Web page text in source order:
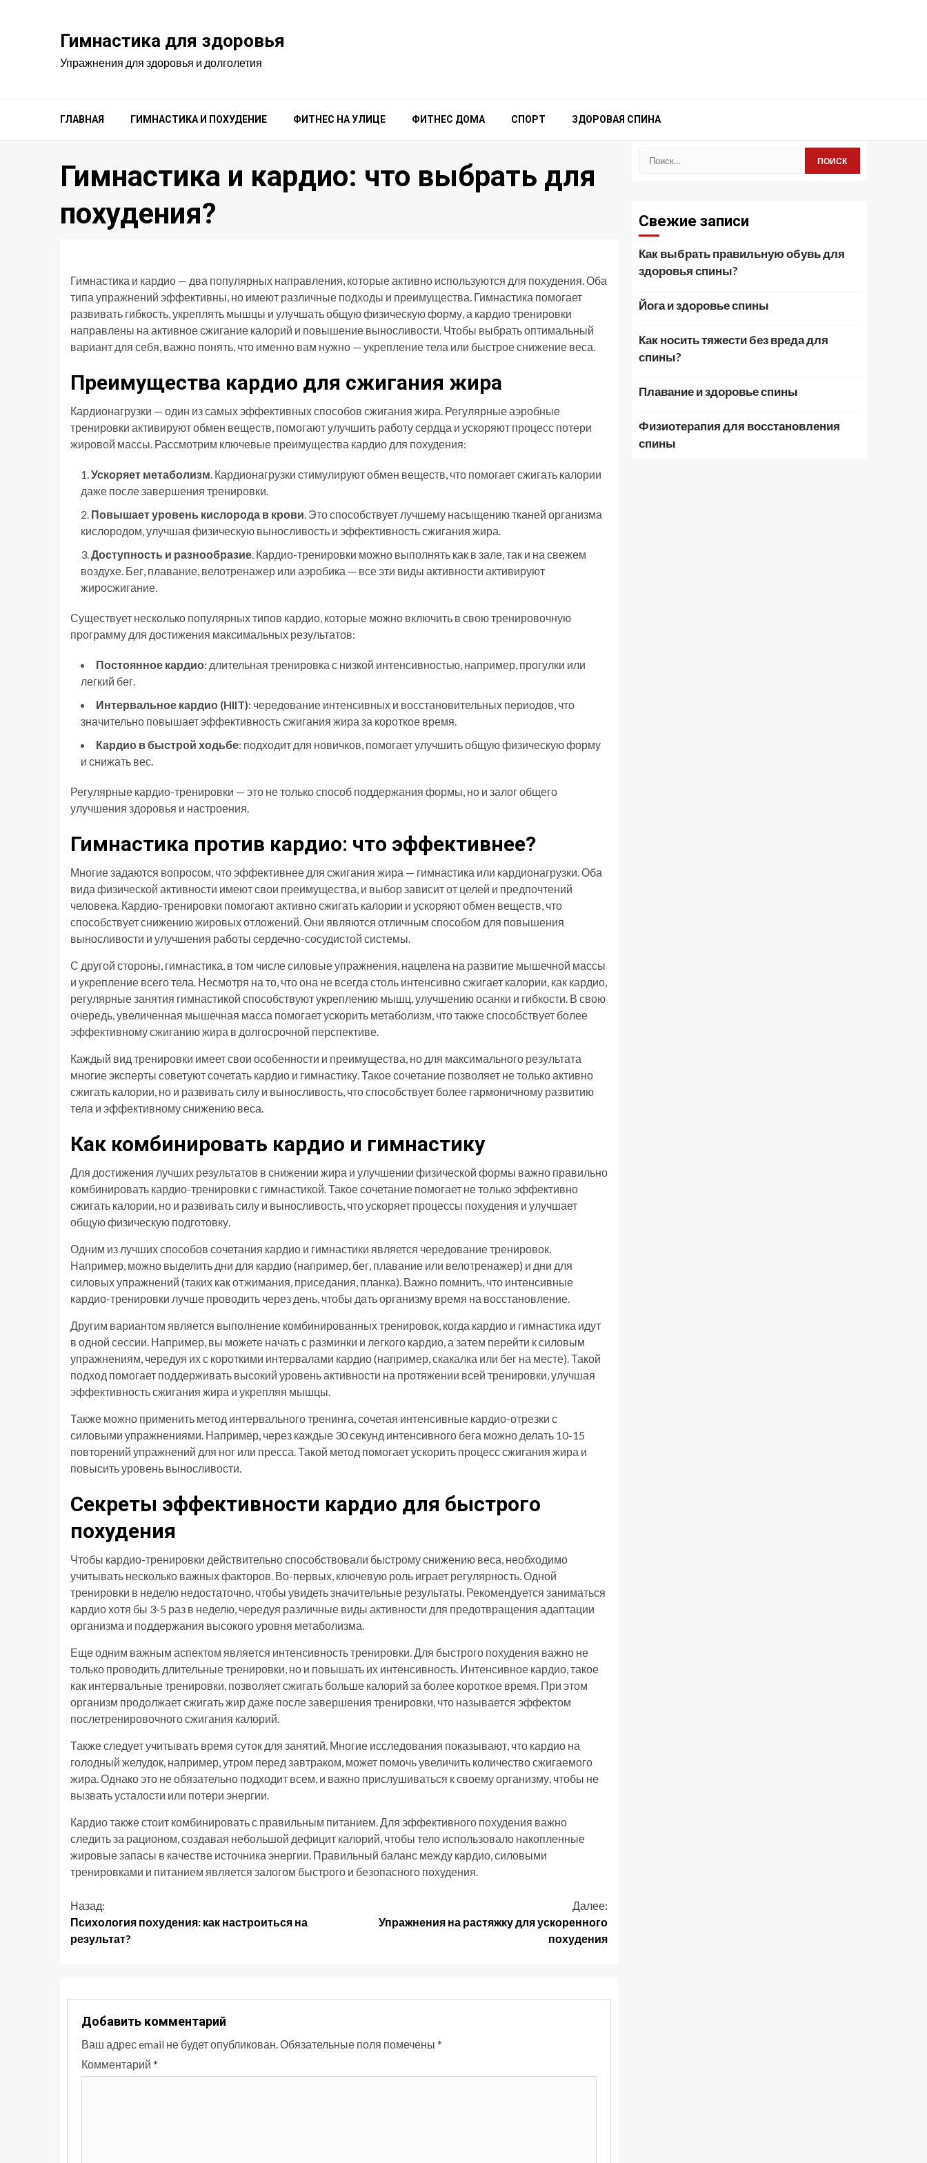
содержимомуГимнастика для здоровья
Упражнения для здоровья и долголетия
ГЛАВНАЯ ГИМНАСТИКА И ПОХУДЕНИЕ ФИТНЕС НА УЛИЦЕ ФИТНЕС ДОМА СПОРТ ЗДОРОВАЯ СПИНА
Гимнастика и кардио: что выбрать для
похудения?
Гимнастика и кардио — два популярных направления, которые активно используются для похудения. Оба
типа упражнений эффективны, но имеют различные подходы и преимущества. Гимнастика помогает
развивать гибкость, укреплять мышцы и улучшать общую физическую форму, а кардио тренировки
направлены на активное сжигание калорий и повышение выносливости. Чтобы выбрать оптимальный
вариант для себя, важно понять, что именно вам нужно — укрепление тела или быстрое снижение веса.
Преимущества кардио для сжигания жира
Кардионагрузки — один из самых эффективных способов сжигания жира. Регулярные аэробные
тренировки активируют обмен веществ, помогают улучшить работу сердца и ускоряют процесс потери
жировой массы. Рассмотрим ключевые преимущества кардио для похудения:
Ускоряет метаболизм. Кардионагрузки стимулируют обмен веществ, что помогает сжигать калории
даже после завершения тренировки.
Повышает уровень кислорода в крови. Это способствует лучшему насыщению тканей организма
кислородом, улучшая физическую выносливость и эффективность сжигания жира.
Доступность и разнообразие. Кардио-тренировки можно выполнять как в зале, так и на свежем
воздухе. Бег, плавание, велотренажер или аэробика — все эти виды активности активируют
жиросжигание.
Существует несколько популярных типов кардио, которые можно включить в свою тренировочную
программу для достижения максимальных результатов:
Постоянное кардио: длительная тренировка с низкой интенсивностью, например, прогулки или
легкий бег.
Интервальное кардио (HIIT): чередование интенсивных и восстановительных периодов, что
значительно повышает эффективность сжигания жира за короткое время.
Кардио в быстрой ходьбе: подходит для новичков, помогает улучшить общую физическую форму
и снижать вес.
Регулярные кардио-тренировки — это не только способ поддержания формы, но и залог общего
улучшения здоровья и настроения.
Гимнастика против кардио: что эффективнее?
Многие задаются вопросом, что эффективнее для сжигания жира — гимнастика или кардионагрузки. Оба
вида физической активности имеют свои преимущества, и выбор зависит от целей и предпочтений
человека. Кардио-тренировки помогают активно сжигать калории и ускоряют обмен веществ, что
способствует снижению жировых отложений. Они являются отличным способом для повышения
выносливости и улучшения работы сердечно-сосудистой системы.
С другой стороны, гимнастика, в том числе силовые упражнения, нацелена на развитие мышечной массы
и укрепление всего тела. Несмотря на то, что она не всегда столь интенсивно сжигает калории, как кардио,
регулярные занятия гимнастикой способствуют укреплению мышц, улучшению осанки и гибкости. В свою
очередь, увеличенная мышечная масса помогает ускорить метаболизм, что также способствует более
эффективному сжиганию жира в долгосрочной перспективе.
Каждый вид тренировки имеет свои особенности и преимущества, но для максимального результата
многие эксперты советуют сочетать кардио и гимнастику. Такое сочетание позволяет не только активно
сжигать калории, но и развивать силу и выносливость, что способствует более гармоничному развитию
тела и эффективному снижению веса.
Как комбинировать кардио и гимнастику
Для достижения лучших результатов в снижении жира и улучшении физической формы важно правильно
комбинировать кардио-тренировки с гимнастикой. Такое сочетание помогает не только эффективно
сжигать калории, но и развивать силу и выносливость, что ускоряет процессы похудения и улучшает
общую физическую подготовку.
Одним из лучших способов сочетания кардио и гимнастики является чередование тренировок.
Например, можно выделить дни для кардио (например, бег, плавание или велотренажер) и дни для
силовых упражнений (таких как отжимания, приседания, планка). Важно помнить, что интенсивные
кардио-тренировки лучше проводить через день, чтобы дать организму время на восстановление.
Другим вариантом является выполнение комбинированных тренировок, когда кардио и гимнастика идут
в одной сессии. Например, вы можете начать с разминки и легкого кардио, а затем перейти к силовым
упражнениям, чередуя их с короткими интервалами кардио (например, скакалка или бег на месте). Такой
подход помогает поддерживать высокий уровень активности на протяжении всей тренировки, улучшая
эффективность сжигания жира и укрепляя мышцы.
Также можно применить метод интервального тренинга, сочетая интенсивные кардио-отрезки с
силовыми упражнениями. Например, через каждые 30 секунд интенсивного бега можно делать 10-15
повторений упражнений для ног или пресса. Такой метод помогает ускорить процесс сжигания жира и
повысить уровень выносливости.
Секреты эффективности кардио для быстрого
похудения
Чтобы кардио-тренировки действительно способствовали быстрому снижению веса, необходимо
учитывать несколько важных факторов. Во-первых, ключевую роль играет регулярность. Одной
тренировки в неделю недостаточно, чтобы увидеть значительные результаты. Рекомендуется заниматься
кардио хотя бы 3-5 раз в неделю, чередуя различные виды активности для предотвращения адаптации
организма и поддержания высокого уровня метаболизма.
Еще одним важным аспектом является интенсивность тренировки. Для быстрого похудения важно не
только проводить длительные тренировки, но и повышать их интенсивность. Интенсивное кардио, такое
как интервальные тренировки, позволяет сжигать больше калорий за более короткое время. При этом
организм продолжает сжигать жир даже после завершения тренировки, что называется эффектом
послетренировочного сжигания калорий.
Также следует учитывать время суток для занятий. Многие исследования показывают, что кардио на
голодный желудок, например, утром перед завтраком, может помочь увеличить количество сжигаемого
жира. Однако это не обязательно подходит всем, и важно прислушиваться к своему организму, чтобы не
вызвать усталости или потери энергии.
Кардио также стоит комбинировать с правильным питанием. Для эффективного похудения важно
следить за рационом, создавая небольшой дефицит калорий, чтобы тело использовало накопленные
жировые запасы в качестве источника энергии. Правильный баланс между кардио, силовыми
тренировками и питанием является залогом быстрого и безопасного похудения.
Продолжить
чтение
Назад:
Психология похудения: как настроиться на
результат?
Далее:
Упражнения на растяжку для ускоренного
похудения
Добавить комментарий
Ваш адрес email не будет опубликован.Обязательные поля помечены *
Комментарий *
Найти:
Свежие записи
Как выбрать правильную обувь для
здоровья спины?
Йога и здоровье спины
Как носить тяжести без вреда для
спины?
Плавание и здоровье спины
Физиотерапия для восстановления
спины